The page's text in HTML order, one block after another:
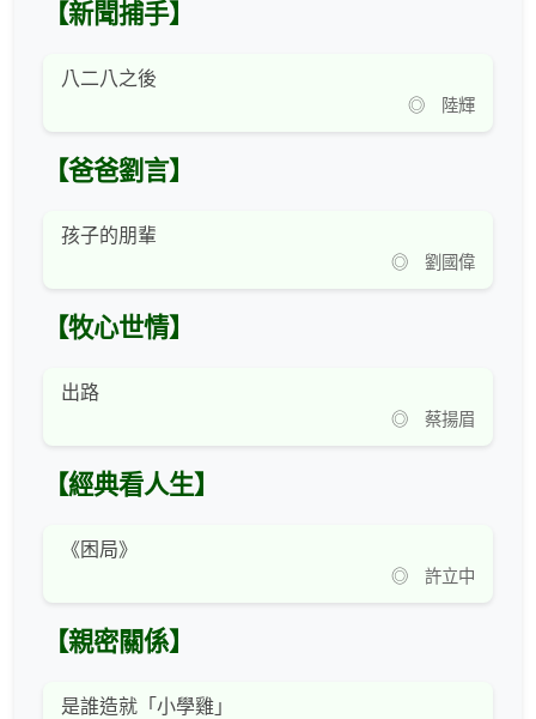
【新聞捕手】
八二八之後
◎ 陸輝
【爸爸劉言】
孩子的朋輩
◎ 劉國偉
【牧心世情】
出路
◎ 蔡揚眉
【經典看人生】
《困局》
◎ 許立中
【親密關係】
是誰造就「小學雞」